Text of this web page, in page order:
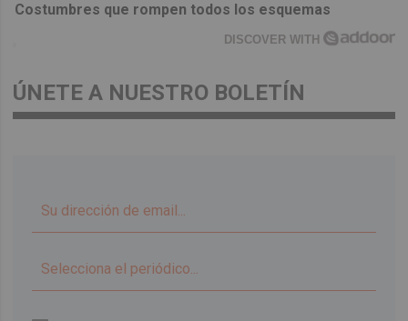
Costumbres que rompen todos los esquemas
DISCOVER WITH
ÚNETE A NUESTRO BOLETÍN